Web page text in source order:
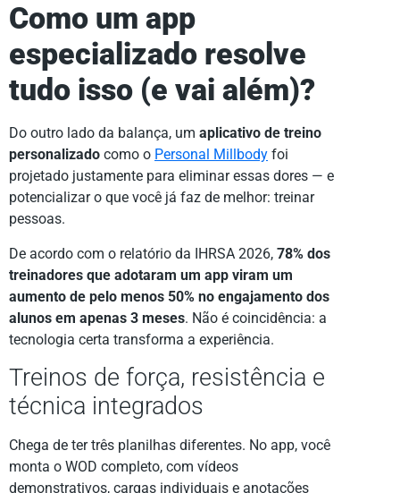
Como um app
especializado resolve
tudo isso (e vai além)?
Do outro lado da balança, um aplicativo de treino
personalizado como o Personal Millbody foi
projetado justamente para eliminar essas dores — e
potencializar o que você já faz de melhor: treinar
pessoas.
De acordo com o relatório da IHRSA 2026, 78% dos
treinadores que adotaram um app viram um
aumento de pelo menos 50% no engajamento dos
alunos em apenas 3 meses. Não é coincidência: a
tecnologia certa transforma a experiência.
Treinos de força, resistência e
técnica integrados
Chega de ter três planilhas diferentes. No app, você
monta o WOD completo, com vídeos
demonstrativos, cargas individuais e anotações